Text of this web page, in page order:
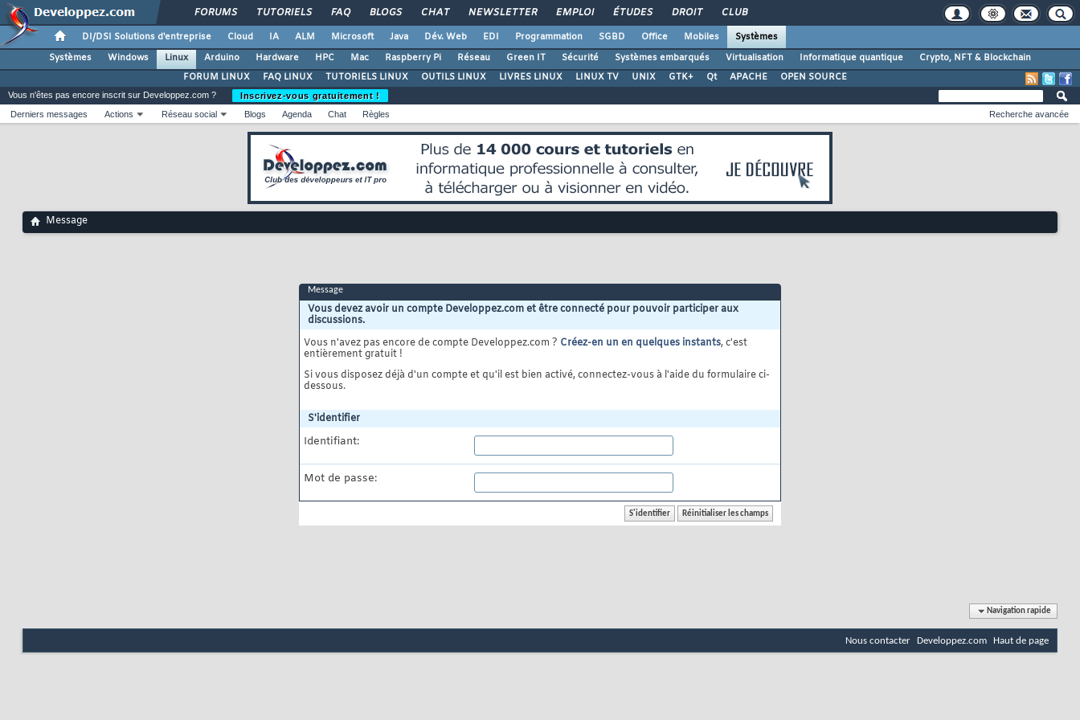
FORUMS TUTORIELS FAQ BLOGS CHAT NEWSLETTER EMPLOI ÉTUDES DROIT CLUB
DI/DSI Solutions d'entreprise Cloud IA ALM Microsoft Java Dév. Web EDI Programmation SGBD Office Mobiles
Systèmes
Systèmes
Windows Linux Arduino Hardware HPC Mac Raspberry Pi Réseau Green IT Sécurité Systèmes embarqués Virtualisation Informatique quantique
Crypto, NFT & Blockchain
FORUM LINUX
FAQ LINUX TUTORIELS LINUX OUTILS LINUX LIVRES LINUX LINUX TV UNIX GTK+ Qt APACHE OPEN SOURCE
Vous n'êtes pas encore inscrit sur Developpez.com ?
Inscrivez-vous gratuitement !
Derniers messages
Actions Réseau social Blogs Agenda Chat Règles Recherche avancée
Message
Message
Vous devez avoir un compte Developpez.com et être connecté pour pouvoir participer aux
discussions.
Vous n'avez pas encore de compte Developpez.com ? Créez-en un en quelques instants, c'est
entièrement gratuit !
Si vous disposez déjà d'un compte et qu'il est bien activé, connectez-vous à l'aide du formulaire ci-
dessous.
S'identifier
Identifiant:
Mot de passe:
Navigation rapide
Nous contacter Developpez.com Haut de page